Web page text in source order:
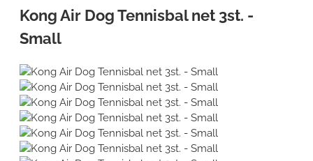
Kong Air Dog Tennisbal net 3st. -
Small